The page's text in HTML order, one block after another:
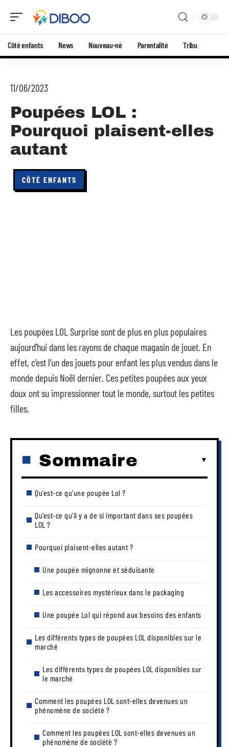
Côté enfants News Nouveau-né Parentalité Tribu
11/06/2023
Poupées LOL :
Pourquoi plaisent-elles
autant
CÔTÉ ENFANTS
Les poupées LOL Surprise sont de plus en plus populaires
aujourd’hui dans les rayons de chaque magasin de jouet. En
effet, c’est l’un des jouets pour enfant les plus vendus dans le
monde depuis Noël dernier. Ces petites poupées aux yeux
doux ont su impressionner tout le monde, surtout les petites
filles.
Sommaire
Qu’est-ce qu’une poupée Lol ?
Qu’est-ce qu’il y a de si important dans ses poupées
LOL ?
Pourquoi plaisent-elles autant ?
Une poupée mignonne et séduisante
Les accessoires mystérieux dans le packaging
Une poupée Lol qui répond aux besoins des enfants
Les différents types de poupées LOL disponibles sur le
marché
Les différents types de poupées LOL disponibles sur
le marché
Comment les poupées LOL sont-elles devenues un
phénomène de société ?
Comment les poupées LOL sont-elles devenues un
phénomène de société ?